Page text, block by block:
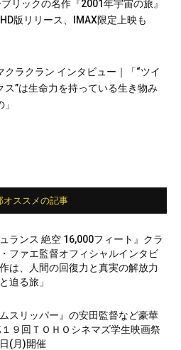
リックの名作『2001年宇宙の旅』
HD版リリース、IMAX限定上映も
クラクラン インタビュー｜「“ツイ
ス”は生命力を持っている生き物み
オススメの記事
ュランス 絶空 16,000フィート』クラ
ファエ監督オフィシャルインタビ
は、人間の回復力と真実の解放力
迫る旅」
ムスリッパー』の安田監督など豪華
９回ＴＯＨＯシネマズ学生映画祭
(月)開催